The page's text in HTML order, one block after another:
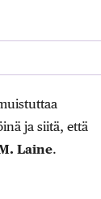
ja siitä, että
Laine.